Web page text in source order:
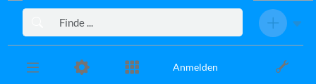
Zur Kopfleiste
Zur Hauptnavigation
Zu den Seitenwerkzeugen
Anmelden